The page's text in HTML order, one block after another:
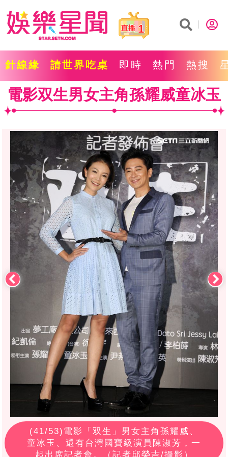
1
針線緣 請世界吃桌 即時 熱門 熱搜
電影双生男女主角孫耀威童冰玉
(41/53)電影「双生」男女主角孫耀威、
童冰玉、還有台灣國寶級演員陳淑芳，一
起出席記者會。（記者邱榮吉/攝影）